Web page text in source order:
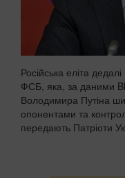
Російська еліта
ФСБ, яка, за даними
Володимира Путіна
опонентами та
передають Патріоти